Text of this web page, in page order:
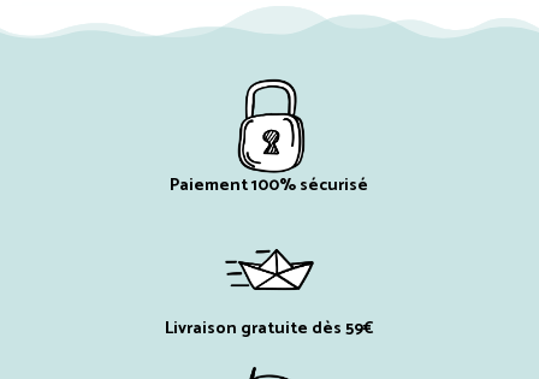
Paiement 100% sécurisé
Livraison gratuite dès 59€